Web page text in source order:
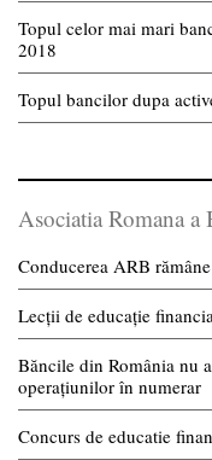
Topul celor mai mari
2018
Topul bancilor dupa
Asociatia Romana
Conducerea ARB
Lecții de educație
Băncile din România nu
operațiunilor în numerar
Concurs de educatie